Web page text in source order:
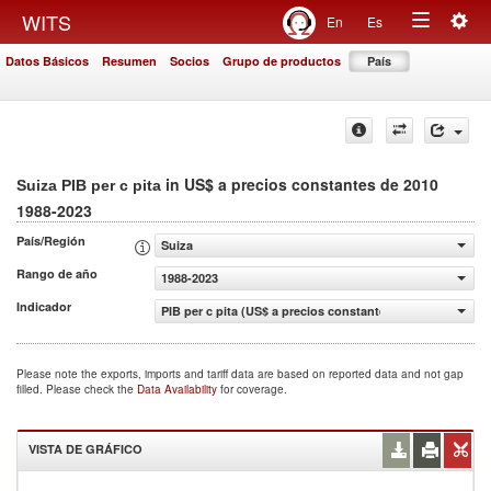
WITS En Es
Toggle
Datos Básicos Resumen Socios Grupo de productos País
Suiza PIB per c pita in US$ a precios constantes de 2010
1988-2023
País/Región
Suiza
Rango de año
1988-2023
Indicador
PIB per c pita (US$ a precios constantes de 2010)
Please note the exports, imports and tariff data are based on reported data and not gap
filled. Please check the Data Availability for coverage.
VISTA DE GRÁFICO